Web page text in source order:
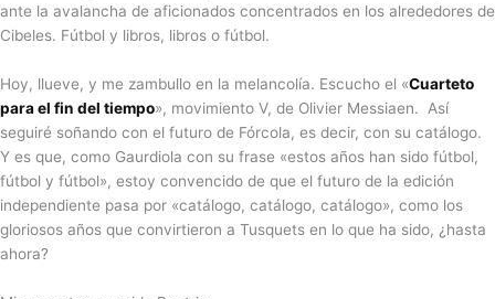
ante la avalancha de aficionados concentrados en los alrededores de
Cibeles. Fútbol y libros, libros o fútbol.
Hoy, llueve, y me zambullo en la melancolía. Escucho el «Cuarteto
para el fin del tiempo», movimiento V, de Olivier Messiaen. Así
seguiré soñando con el futuro de Fórcola, es decir, con su catálogo.
Y es que, como Gaurdiola con su frase «estos años han sido fútbol,
fútbol y fútbol», estoy convencido de que el futuro de la edición
independiente pasa por «catálogo, catálogo, catálogo», como los
gloriosos años que convirtieron a Tusquets en lo que ha sido, ¿hasta
ahora?